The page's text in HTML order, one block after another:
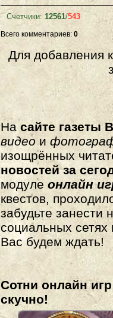
Счетчики: 12561/543
Всего комментариев: 0
Для добавления
Насайте газеты
видео и
изощрённых
новостей за
модуле онлайн
квестов,
забудьте
социальных
Вас будем ждать!
Сотни онлайн
скучно!